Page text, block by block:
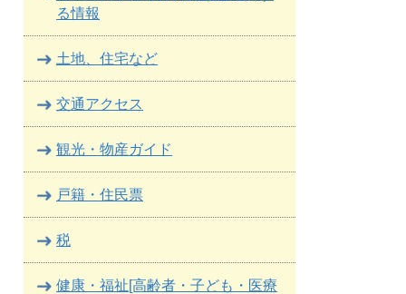
る情報
土地、住宅など
交通アクセス
観光・物産ガイド
戸籍・住民票
税
健康・福祉[高齢者・子ども・医療